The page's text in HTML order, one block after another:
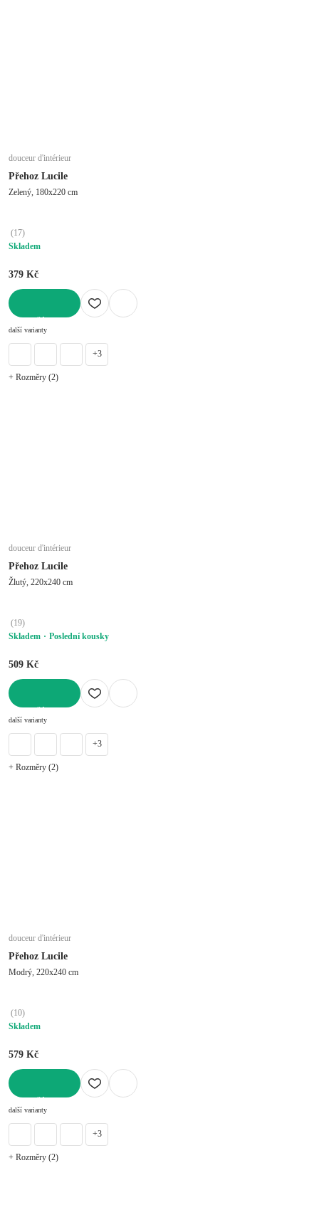
douceur d'intérieur
Přehoz Lucile
Zelený, 180x220 cm
(17)
Skladem
379 Kč
další varianty
+3
+ Rozměry (2)
douceur d'intérieur
Přehoz Lucile
Žlutý, 220x240 cm
(19)
Skladem
Poslední kousky
509 Kč
další varianty
+3
+ Rozměry (2)
douceur d'intérieur
Přehoz Lucile
Modrý, 220x240 cm
(10)
Skladem
579 Kč
další varianty
+3
+ Rozměry (2)